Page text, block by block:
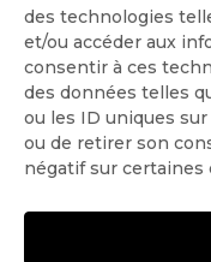
des technologies
et/ou accéder aux
consentir à ces
des données telles
ou les ID uniques
ou de retirer son
négatif sur certaines
Quotidienne
Hebdo
OK